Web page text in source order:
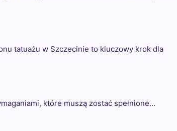
tatuażu w Szczecinie to kluczowy krok dla
które muszą zostać spełnione…